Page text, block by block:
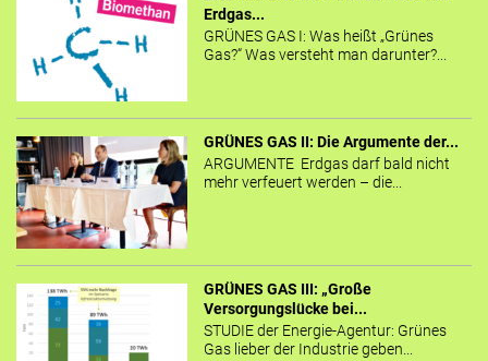
Erdgas...
GRÜNES GAS I: Was heißt „Grünes
Gas?“ Was versteht man darunter?...
GRÜNES GAS II: Die Argumente der...
ARGUMENTE Erdgas darf bald nicht
mehr verfeuert werden – die...
GRÜNES GAS III: „Große
Versorgungslücke bei...
STUDIE der Energie-Agentur: Grünes
Gas lieber der Industrie geben...